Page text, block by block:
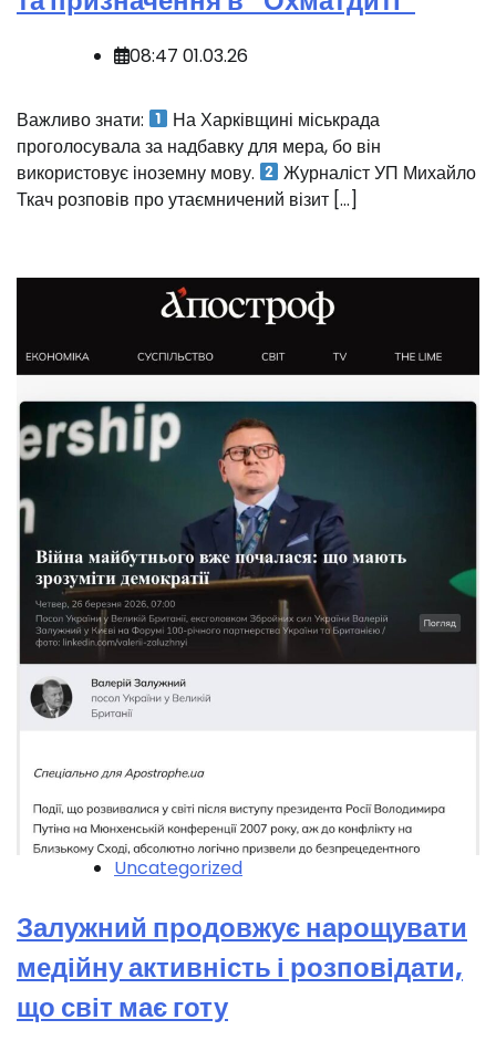
08:47 01.03.26
Важливо знати:
На Харківщині міськрада
проголосувала за надбавку для мера, бо він
використовує іноземну мову.
Журналіст УП Михайло
Ткач розповів про утаємничений візит […]
Uncategorized
Залужний продовжує нарощувати
медійну активність і розповідати,
що світ має готу